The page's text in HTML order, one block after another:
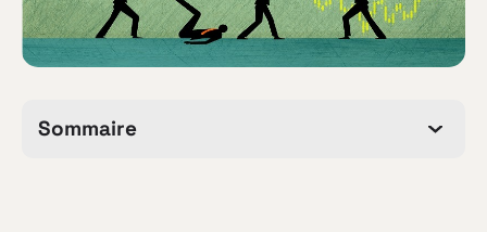
Sommaire